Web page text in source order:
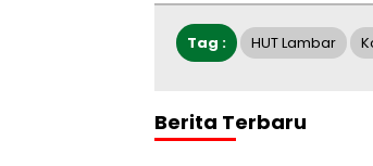
Tag : HUT Lambar
Berita Terbaru